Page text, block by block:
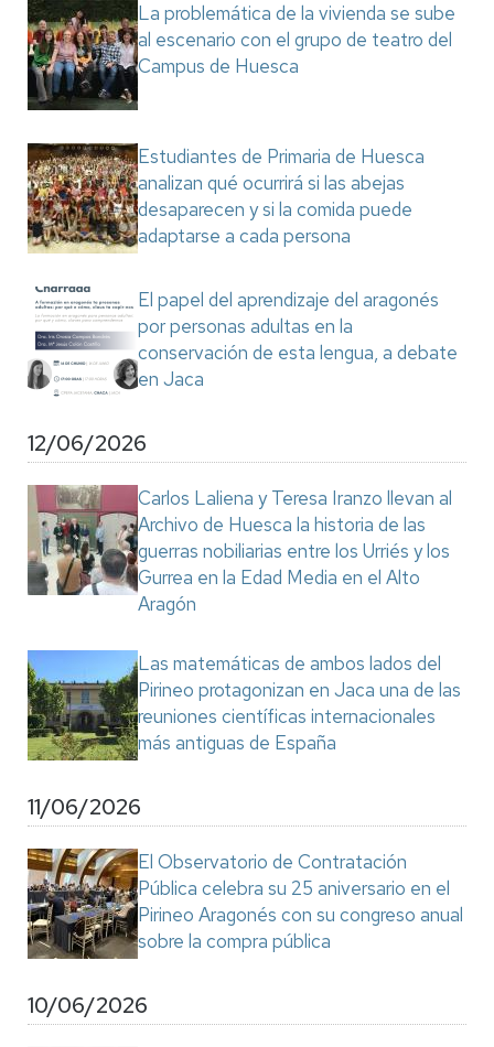
La problemática de la vivienda se sube
al escenario con el grupo de teatro del
Campus de Huesca
Estudiantes de Primaria de Huesca
analizan qué ocurrirá si las abejas
desaparecen y si la comida puede
adaptarse a cada persona
El papel del aprendizaje del aragonés
por personas adultas en la
conservación de esta lengua, a debate
en Jaca
12/06/2026
Carlos Laliena y Teresa Iranzo llevan al
Archivo de Huesca la historia de las
guerras nobiliarias entre los Urriés y los
Gurrea en la Edad Media en el Alto
Aragón
Las matemáticas de ambos lados del
Pirineo protagonizan en Jaca una de las
reuniones científicas internacionales
más antiguas de España
11/06/2026
El Observatorio de Contratación
Pública celebra su 25 aniversario en el
Pirineo Aragonés con su congreso anual
sobre la compra pública
10/06/2026